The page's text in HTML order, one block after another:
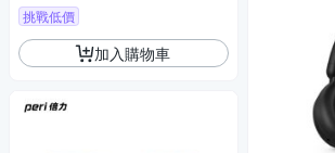
挑戰低價
加入購物車